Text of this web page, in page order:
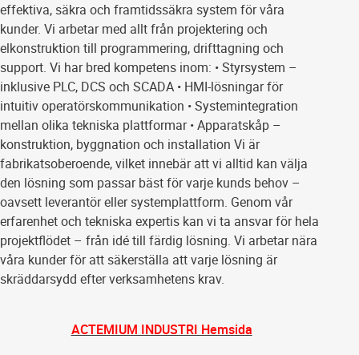
effektiva, säkra och framtidssäkra system för våra
kunder. Vi arbetar med allt från projektering och
elkonstruktion till programmering, drifttagning och
support. Vi har bred kompetens inom: • Styrsystem –
inklusive PLC, DCS och SCADA • HMI-lösningar för
intuitiv operatörskommunikation • Systemintegration
mellan olika tekniska plattformar • Apparatskåp –
konstruktion, byggnation och installation Vi är
fabrikatsoberoende, vilket innebär att vi alltid kan välja
den lösning som passar bäst för varje kunds behov –
oavsett leverantör eller systemplattform. Genom vår
erfarenhet och tekniska expertis kan vi ta ansvar för hela
projektflödet – från idé till färdig lösning. Vi arbetar nära
våra kunder för att säkerställa att varje lösning är
skräddarsydd efter verksamhetens krav.
ACTEMIUM INDUSTRI Hemsida